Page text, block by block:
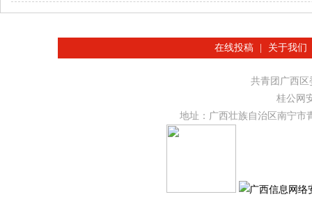
在线投稿 关于我们
共青团广西
桂公网
地址：广西壮族自治区南宁市